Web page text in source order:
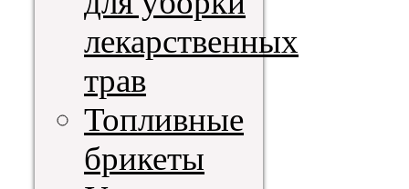
лекарственных
трав
Топливные
брикеты